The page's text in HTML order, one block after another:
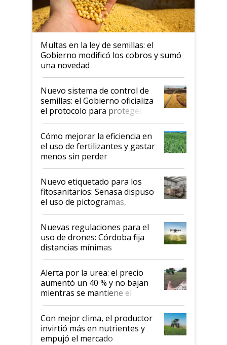
Multas en la ley de semillas: el
Gobierno modificó los cobros y sumó
una novedad
Nuevo sistema de control de
semillas: el Gobierno oficializa
el protocolo para proteger la
propiedad intelectual
Cómo mejorar la eficiencia en
el uso de fertilizantes y gastar
menos sin perder
productividad en la campaña
fina
Nuevo etiquetado para los
fitosanitarios: Senasa dispuso
el uso de pictogramas,
palabras de advertencia e
indicaciones
Nuevas regulaciones para el
uso de drones: Córdoba fija
distancias mínimas
Alerta por la urea: el precio
aumentó un 40 % y no bajan
mientras se mantiene el
conflicto en Medio Oriente
Con mejor clima, el productor
invirtió más en nutrientes y
empujó el mercado